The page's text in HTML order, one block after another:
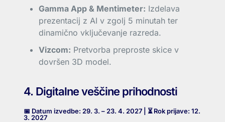
Gamma App & Mentimeter: Izdelava
prezentacij z AI v zgolj 5 minutah ter
dinamično vključevanje razreda.
Vizcom: Pretvorba preproste skice v
dovršen 3D model.
4. Digitalne veščine prihodnosti
📅 Datum izvedbe: 29. 3. – 23. 4. 2027 | ⏳ Rok prijave: 12.
3. 2027